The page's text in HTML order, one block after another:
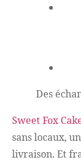
Des
Sweet Fox
sans locaux,
livraison. Et